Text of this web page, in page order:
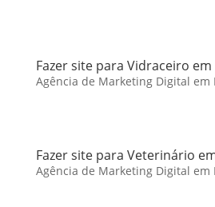
Fazer site para Vidraceiro em
Agência de Marketing Digital em
Fazer site para Veterinário
Agência de Marketing Digital em